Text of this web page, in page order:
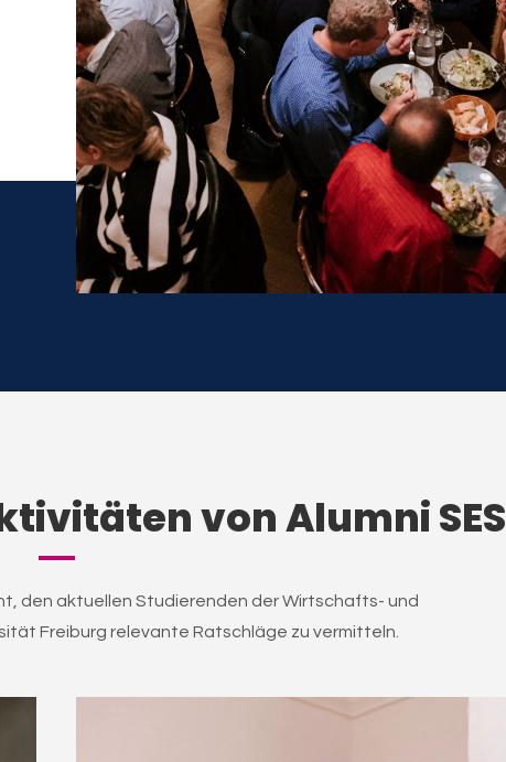
von Alumni SES
den aktuellen Studierenden der Wirtschafts- und
Freiburg relevante Ratschläge zu vermitteln.